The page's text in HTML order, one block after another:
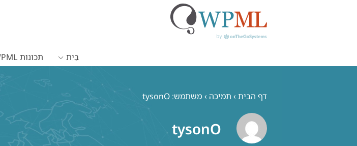
בַּיִת תכונות WPML
דף הבית › תמיכה › משתמש: tysonO
tysonO